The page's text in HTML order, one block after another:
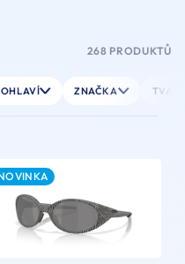
268 PRODUKTŮ
ZNAČKA TVAR